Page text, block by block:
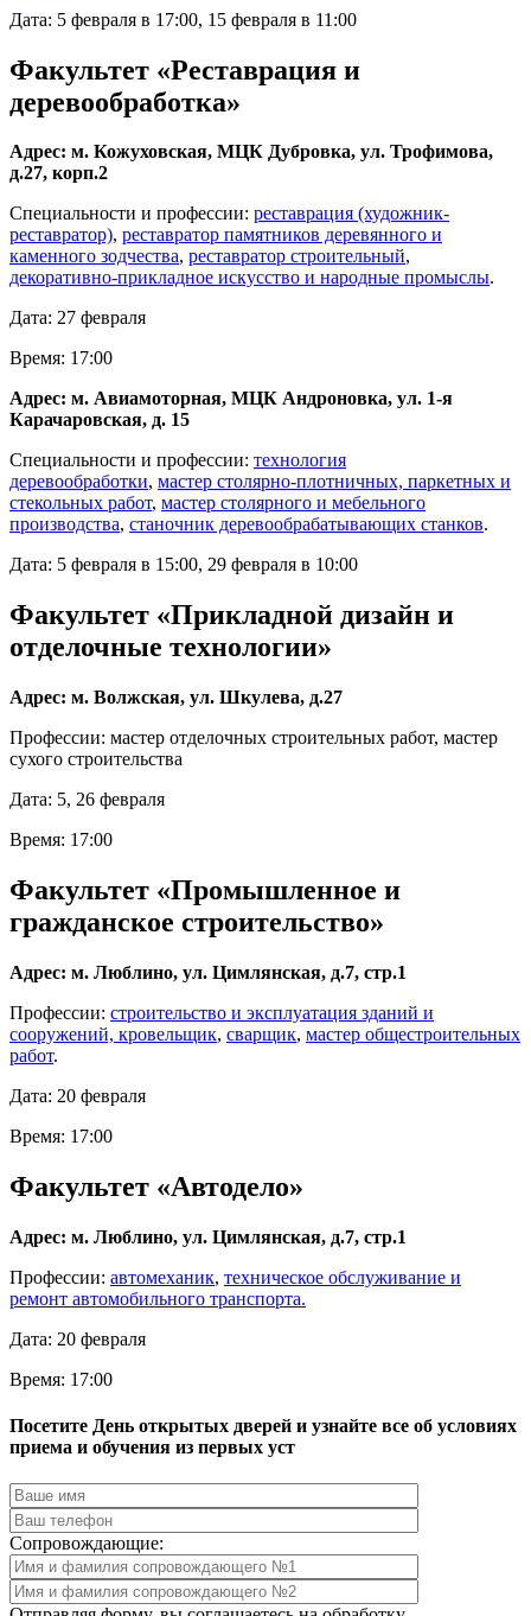
Дата: 5 февраля в 17:00, 15 февраля в 11:00
Факультет «Реставрация и
деревообработка»
Адрес: м. Кожуховская, МЦК Дубровка, ул. Трофимова,
д.27, корп.2
Специальности и профессии: реставрация (художник-
реставратор), реставратор памятников деревянного и
каменного зодчества, реставратор строительный,
декоративно-прикладное искусство и народные промыслы.
Дата: 27 февраля
Время: 17:00
Адрес: м. Авиамоторная, МЦК Андроновка, ул. 1-я
Карачаровская, д. 15
Специальности и профессии: технология
деревообработки, мастер столярно-плотничных, паркетных и
стекольных работ, мастер столярного и мебельного
производства, станочник деревообрабатывающих станков.
Дата: 5 февраля в 15:00, 29 февраля в 10:00
Факультет «Прикладной дизайн и
отделочные технологии»
Адрес: м. Волжская, ул. Шкулева, д.27
Профессии: мастер отделочных строительных работ, мастер
сухого строительства
Дата: 5, 26 февраля
Время: 17:00
Факультет «Промышленное и
гражданское строительство»
Адрес: м. Люблино, ул. Цимлянская, д.7, стр.1
Профессии: строительство и эксплуатация зданий и
сооружений, кровельщик, сварщик, мастер общестроительных
работ.
Дата: 20 февраля
Время: 17:00
Факультет «Автодело»
Адрес: м. Люблино, ул. Цимлянская, д.7, стр.1
Профессии: автомеханик, техническое обслуживание и
ремонт автомобильного транспорта.
Дата: 20 февраля
Время: 17:00
Посетите День открытых дверей и узнайте все об условиях
приема и обучения из первых уст
Сопровождающие: